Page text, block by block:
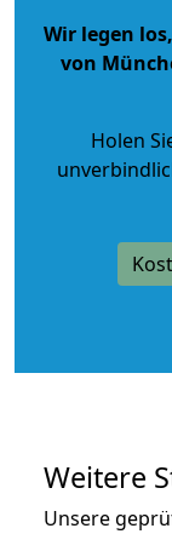
Wir legen
von
Holen
Weitere
Unsere